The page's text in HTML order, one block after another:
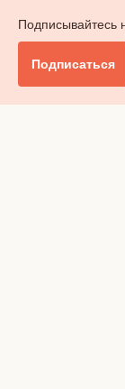
Подписывайтесь
Подписаться